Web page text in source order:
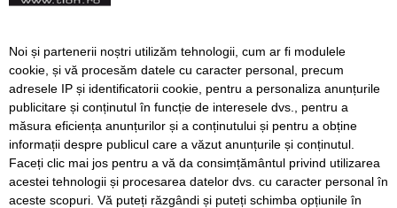
Folosinta Cookie-urilor
Termeni si conditii de utilizare
Politica de confidentialitate
Regulament postare și moderare comentarii
Noi și partenerii noștri utilizăm tehnologii, cum ar fi modulele
cookie, și vă procesăm datele cu caracter personal, precum
adresele IP și identificatorii cookie, pentru a personaliza anunțurile
publicitare și conținutul în funcție de interesele dvs., pentru a
măsura eficiența anunțurilor și a conținutului și pentru a obține
informații despre publicul care a văzut anunțurile și conținutul.
Faceți clic mai jos pentru a vă da consimțământul privind utilizarea
acestei tehnologii și procesarea datelor dvs. cu caracter personal în
aceste scopuri. Vă puteți răzgândi și puteți schimba opțiunile în